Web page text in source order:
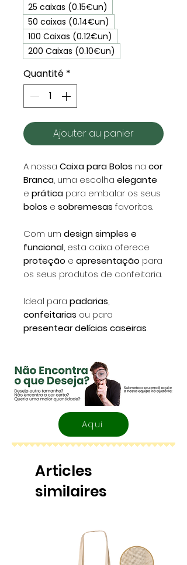
25 caixas (0.15€un)
50 caixas (0.14€un)
100 Caixas (0.12€un)
200 Caixas (0.10€un)
Quantité *
Ajouter au panier
A nossa Caixa para Bolos na cor
Branca, uma escolha elegante
e prática para embalar os seus
bolos e sobremesas favoritos.
Com um design simples e
funcional, esta caixa oferece
proteção e apresentação para
os seus produtos de confeitaria.
Ideal para padarias,
confeitarias ou para
presentear delícias caseiras.
Aqui
Articles
similaires